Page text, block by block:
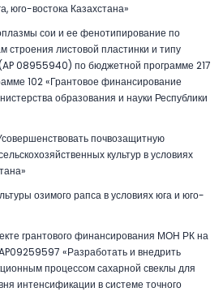
юго-востока Казахстана»
сои и ее фенотипирование по
строения листовой пластинки и типу
08955940) по бюджетной программе 217
102 «Грантовое финансирование
образования и науки Республики
почвозащитную
культур в условиях
озимого рапса в условиях юга и юго-
грантового финансирования МОН РК на
«Разработать и внедрить
процессом сахарной свеклы для
интенсификации в системе точного